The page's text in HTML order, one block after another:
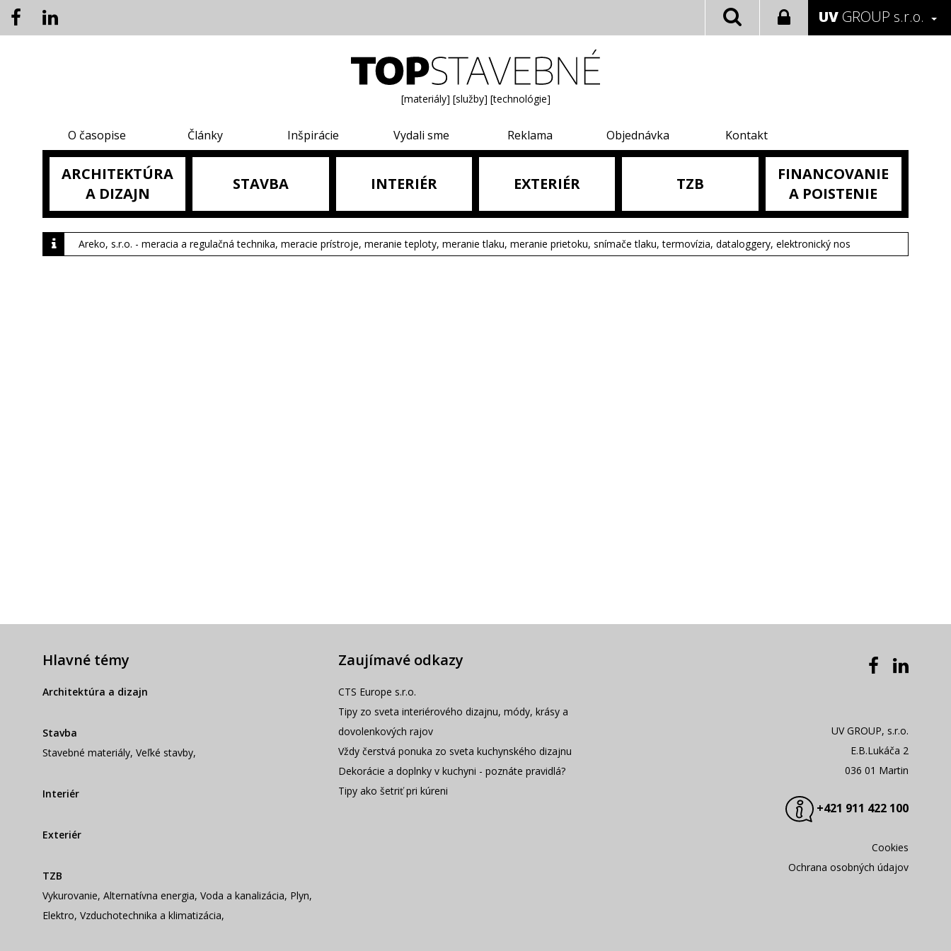
UV GROUP s.r.o.
[materiály] [služby] [technológie]
O časopise Články Inšpirácie Vydali sme Reklama Objednávka Kontakt
ARCHITEKTÚRA
A DIZAJN
STAVBA INTERIÉR EXTERIÉR TZB
FINANCOVANIE
A POISTENIE
Areko, s.r.o. - meracia a regulačná technika, meracie prístroje, meranie teploty, meranie tlaku, meranie prietoku, snímače tlaku, termovízia, dataloggery, elektronický nos
Hlavné témy
Architektúra a dizajn
Stavba
Stavebné materiály, Veľké stavby,
Interiér
Exteriér
TZB
Vykurovanie, Alternatívna energia, Voda a kanalizácia, Plyn,
Elektro, Vzduchotechnika a klimatizácia,
Zaujímavé odkazy
CTS Europe s.r.o.
Tipy zo sveta interiérového dizajnu, módy, krásy a
dovolenkových rajov
Vždy čerstvá ponuka zo sveta kuchynského dizajnu
Dekorácie a doplnky v kuchyni - poznáte pravidlá?
Tipy ako šetriť pri kúreni
UV GROUP, s.r.o.
E.B.Lukáča 2
036 01 Martin
+421 911 422 100
Cookies
Ochrana osobných údajov